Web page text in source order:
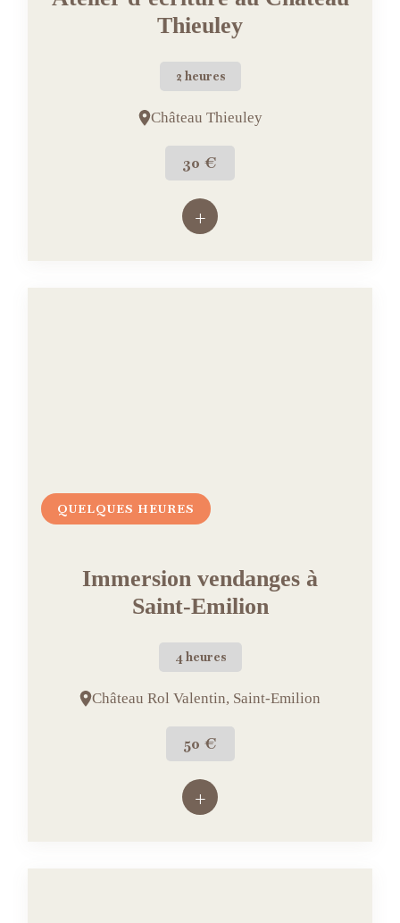
Thieuley
2 heures
Château Thieuley
30 €
+
QUELQUES HEURES
Immersion vendanges à
Saint-Emilion
4 heures
Château Rol Valentin, Saint-Emilion
50 €
+